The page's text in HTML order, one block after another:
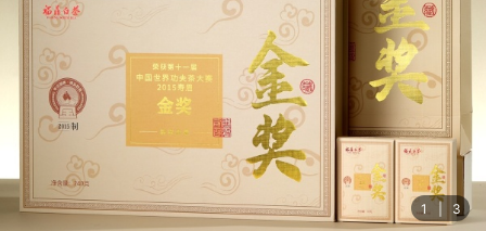
1 3
限时免费订阅寿眉行情趋势